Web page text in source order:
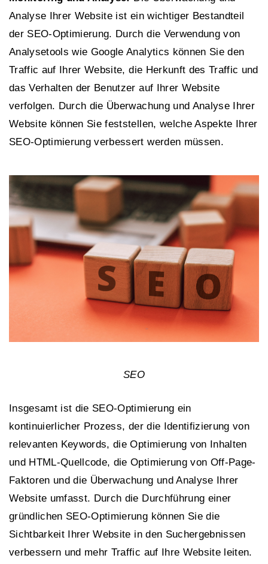
Analyse Ihrer Website ist ein wichtiger Bestandteil
der SEO-Optimierung. Durch die Verwendung von
Analysetools wie Google Analytics können Sie den
Traffic auf Ihrer Website, die Herkunft des Traffic und
das Verhalten der Benutzer auf Ihrer Website
verfolgen. Durch die Überwachung und Analyse Ihrer
Website können Sie feststellen, welche Aspekte Ihrer
SEO-Optimierung verbessert werden müssen.
SEO
Insgesamt ist die SEO-Optimierung ein
kontinuierlicher Prozess, der die Identifizierung von
relevanten Keywords, die Optimierung von Inhalten
und HTML-Quellcode, die Optimierung von Off-Page-
Faktoren und die Überwachung und Analyse Ihrer
Website umfasst. Durch die Durchführung einer
gründlichen SEO-Optimierung können Sie die
Sichtbarkeit Ihrer Website in den Suchergebnissen
verbessern und mehr Traffic auf Ihre Website leiten.